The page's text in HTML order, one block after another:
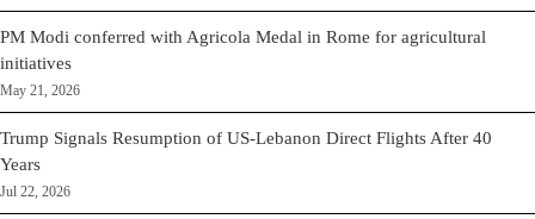
PM Modi conferred with Agricola Medal in Rome for agricultural
initiatives
May 21, 2026
Trump Signals Resumption of US-Lebanon Direct Flights After 40
Years
Jul 22, 2026